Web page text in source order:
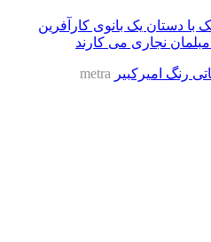
دستان یک بانوی کارآفرین
نجاری می کارند
رنگ امیرکبیر metra